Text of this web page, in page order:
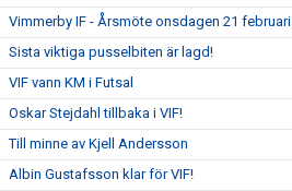
Vimmerby IF - Årsmöte onsdagen 21 februari
Sista viktiga pusselbiten är lagd!
VIF vann KM i Futsal
Oskar Stejdahl tillbaka i VIF!
Till minne av Kjell Andersson
Albin Gustafsson klar för VIF!